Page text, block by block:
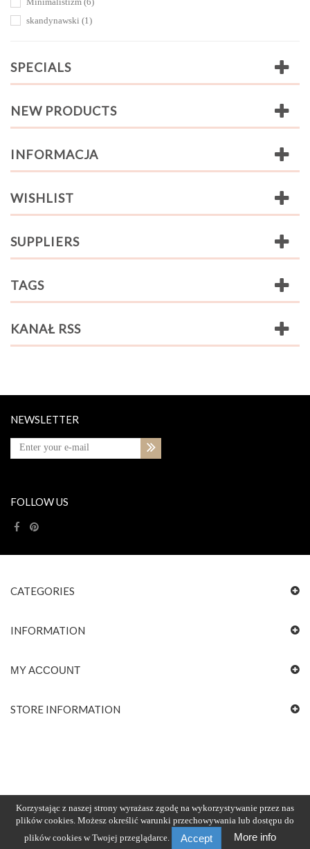
Lakierowane bezbarwny
z próbnika RAL (1)
skandynawski (1)
SPECIALS
NEW PRODUCTS
INFORMACJA
WISHLIST
SUPPLIERS
TAGS
KANAŁ RSS
NEWSLETTER
FOLLOW US
CATEGORIES
INFORMATION
MY ACCOUNT
STORE INFORMATION
Korzystając z naszej strony wyrażasz zgodę na wykorzystywanie przez nas
plików cookies. Możesz określić warunki przechowywania lub dostępu do
plików cookies w Twojej przeglądarce.
Accept More info